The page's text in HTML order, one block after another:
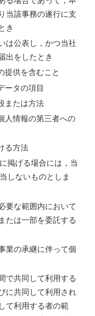
当該事務の遂行に支
き
は公表し，かつ当社
出をしたとき
提供を含むこと
ータの項目
または方法
人情報の第三者への
る方法
掲げる場合には，当
しないものとしま
要な範囲内において
たは一部を委託する
業の承継に伴って個
で共同して利用する
に共同して利用され
て利用する者の範